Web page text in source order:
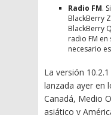
Radio FM.
BlackBerry
BlackBerry
radio FM
necesario
La versión
lanzada ayer en
Canadá, Medio
asiático y